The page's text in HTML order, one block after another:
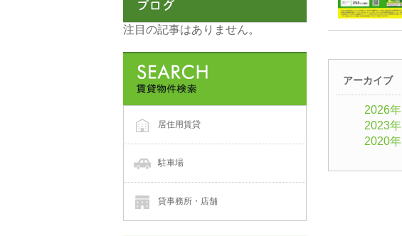
アーカイブ
2026年
2023年
2020年
注目の記事はありません。
居住用賃貸
駐車場
貸事務所・店舗